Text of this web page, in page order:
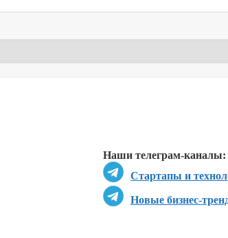
Наши телеграм-каналы:
Стартапы и
Новые бизнес-